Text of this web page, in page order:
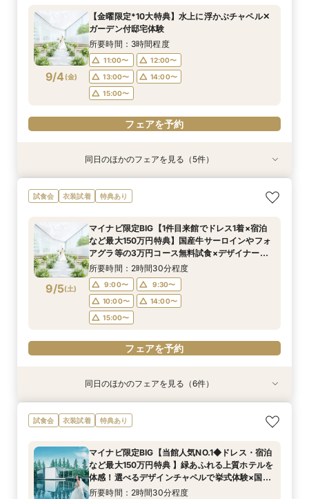
9/3(木)
11:00〜
12:00〜
13:00〜
14:00〜
15:00〜
フェアを予約
9/3(木)
11:00〜
13:00〜
15:00〜
フェアを予約
9/3(木)
11:00〜
12:00〜
13:30〜
14:00〜
15:00〜
フェアを予約
9/3(木)
11:00〜
12:00〜
13:00〜
14:00〜
15:00〜
フェアを予約
9/4 (金)
【金曜限定*10大特典】水上に浮かぶチャペル✕
ガーデン付邸宅体験
所要時間：3時間程度
11:00〜
12:00〜
13:00〜
14:00〜
15:00〜
フェアを予約
衣装試着 特典あり
9/4(金)
【憧れドレス体験付き】ドレス試着体験＆衣裳1
着プレゼント
11:00〜
12:00〜
14:00〜
15:00〜
フェアを予約
衣装試着 特典あり
9/4(金)
【家族での挙式＆会食なら】67万円のお得すぎ
プラン紹介フェア
11:00〜
12:00〜
13:00〜
14:00〜
15:00〜
フェアを予約
特典あり
9/4(金)
【ペットと一緒の結婚式】大切な家族と過ごす
ペット婚相談会
11:00〜
13:00〜
15:00〜
フェアを予約
衣装試着 特典あり
9/4(金)
マイナビ限定BIG【大阪で人気*2会場同時見学
フェア】新作ドレス試着×130万特典
11:00〜
12:00〜
13:30〜
14:00〜
15:00〜
フェアを予約
9/4(金)
【短時間でもOK】ふたりの不安をプロが解消！
会場見学×見積相談
11:00〜
12:00〜
13:00〜
14:00〜
15:00〜
フェアを予約
同日のほかのフェアを見る（5件）
試食会 衣装試着 特典あり
9/5(土)
マイナビ限定BIG【1件目来館でドレス1着×宿泊
など最大150万円特典】国産牛サーロインやフォ
アグラ等の3万円コース無料試食×デザイナーズ
チャペルで挙式体験&2つの貸切邸宅見学フェア
所要時間：2時間30分程度
9:00〜
9:30〜
10:00〜
14:00〜
15:00〜
フェアを予約
衣装試着 特典あり
9/5(土)
マイナビ限定【ドレスにこだわり花嫁◎】最新ド
レス試着体験＆全館見学相談会
9:00〜
9:30〜
10:00〜
14:00〜
15:00〜
衣装試着 特典あり
9/5(土)
マイナビ限定【家族で挙式＆会食】当館で一番お
得な67万円プラン紹介フェア
9:30〜
10:00〜
10:30〜
14:00〜
15:00〜
特典あり
9/5(土)
マイナビ限定【挙式も披露宴もペットOK】大切
な家族と過ごすペット婚相談会
10:00〜 14:00〜
衣装試着 特典あり
9/5(土)
マイナビ限定【初めての見学も安心】全館見学＆
見積り相談×特選和牛試食
9:00〜
9:30〜
10:00〜
14:00〜
15:00〜
衣装試着 特典あり
9/5(土)
マイナビ限定【おもてなし重視】広大な自然のホ
テルで癒し体験！憧れアートチャペル
9:00〜
9:15〜
9:30〜
14:00〜
15:00〜
衣装試着 特典あり
9/5(土)
マイナビ限定【短時間でもOK】ふたりの不安を
プロが解消！最新事例×見積相談
10:00〜 14:00〜
同日のほかのフェアを見る（6件）
試食会 衣装試着 特典あり
マイナビ限定BIG【当館人気NO.1◆ドレス・宿泊
など最大150万円特典 】緑あふれる上質ホテルを
体感！選べるデザインチャペルで挙式体験×国産
牛＆フォアグラなど3万円コース試食付きフェア
所要時間：2時間30分程度